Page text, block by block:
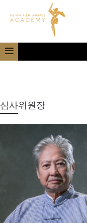
심사위원장